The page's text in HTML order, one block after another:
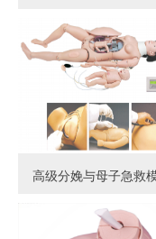
高级分娩与母子急救